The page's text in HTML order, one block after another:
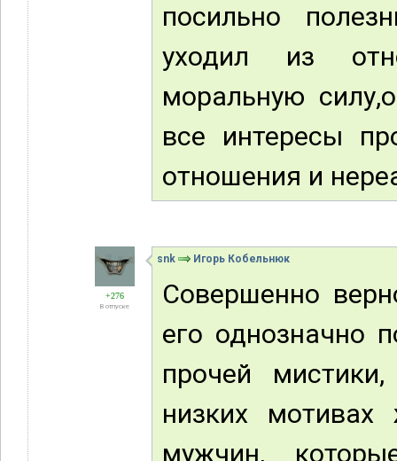
посильно
уходил из
моральную
все интересы
отношения и
+276
В отпуске
snk Игорь Кобельнюк
Совершенно
его однозначно
прочей
низких
мужчин,